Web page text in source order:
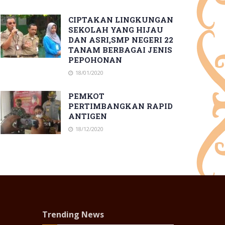
CIPTAKAN LINGKUNGAN
SEKOLAH YANG HIJAU
DAN ASRI,SMP NEGERI 22
TANAM BERBAGAI JENIS
PEPOHONAN
18/01/2020
PEMKOT
PERTIMBANGKAN RAPID
ANTIGEN
18/12/2020
Trending News